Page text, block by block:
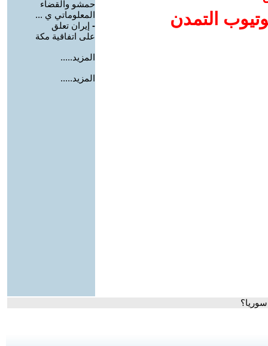
التمدن
حمشو والقضاء
المعلوماتي ي ...
- إيران تعلق
على اتفاقية مكة
المزيد.....
المزيد.....